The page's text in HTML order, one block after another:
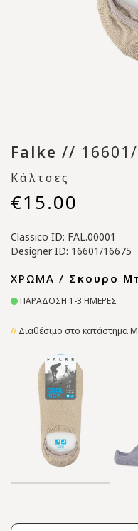
Falke //
Κάλτσες
€15.00
Classico ID: FAL.00001
Designer ID: 16601/16675
ΧΡΩΜΑ / Σκουρο
ΠΑΡΑΔΟΣΗ 1-3 ΗΜΕΡΕΣ
Διαθέσιμο στο κατάστημα